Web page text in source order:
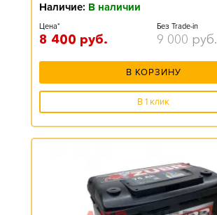
Наличие: В наличии
Цена*
8 400 руб.
Без Trade-in
9 000 руб.
В КОРЗИНУ
В 1 клик